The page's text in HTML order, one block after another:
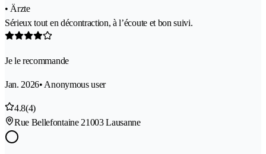
• Ärzte
Sérieux tout en décontraction, à l’écoute et bon suivi.
Je le recommande
Jan. 2026• Anonymous user
4.8(4)
Rue Bellefontaine 21003 Lausanne